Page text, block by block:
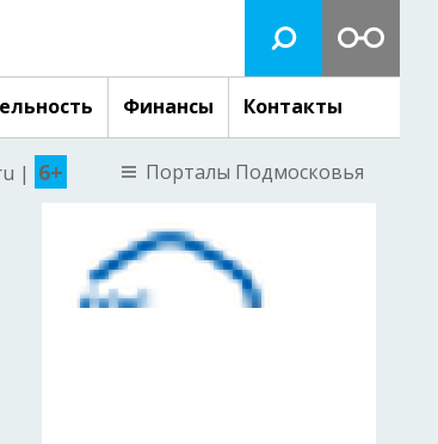
Финансы Контакты
| 6+ Порталы Подмосковья